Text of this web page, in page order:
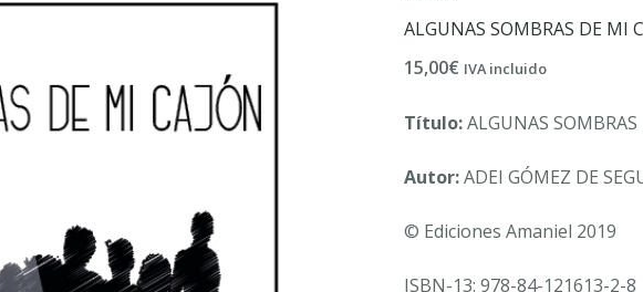
ALGUNAS SOMBRAS DE MI
15,00€ IVA incluido
Título:ALGUNAS SOMBRAS
Autor:ADEI GÓMEZ DE
© Ediciones Amaniel 2019
ISBN-13: 978-84-121613-2-8